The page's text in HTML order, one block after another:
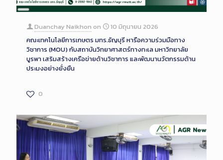
Long
Description
Duanchay Naikhon on
10 มิถุนายน 2026
คณะเทคโนโลยีการเกษตร มทร.ธัญบุรี หารือความร่วมมือทาง
วิชาการ (MOU) กับสถาบันวิทยาศาสตร์ทางทะเล มหาวิทยาลัย
บูรพา เสริมสร้างเครือข่ายด้านวิชาการ และพัฒนานวัตกรรมด้าน
ประมงอย่างยั่งยืน
0